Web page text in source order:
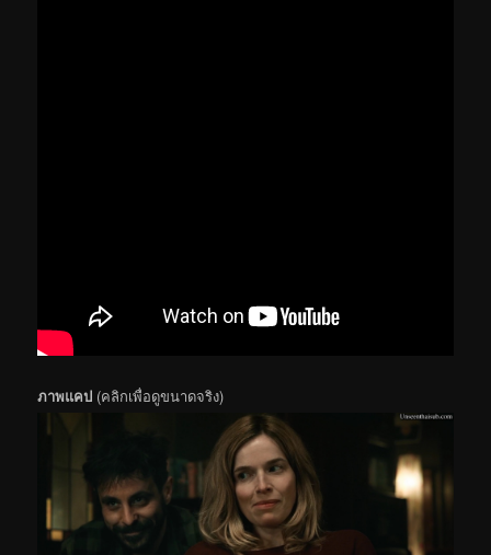
ภาพแคป (คลิกเพื่อดูขนาดจริง)